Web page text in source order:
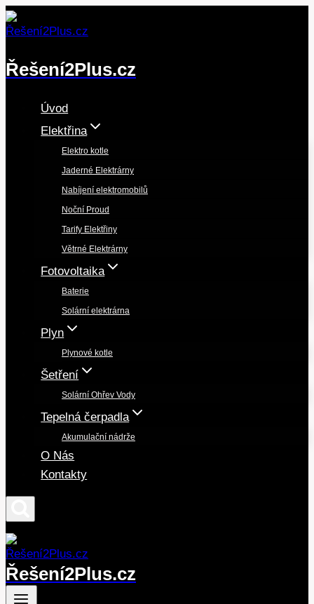
Přeskočit
na
Řešení2Plus.cz
Úvod
Elektřina
Elektro kotle
Jaderné Elektrárny
Nabíjení elektromobilů
Noční Proud
Tarify Elektřiny
Větrné Elektrárny
Fotovoltaika
Baterie
Solární elektrárna
Plyn
Plynové kotle
Šetření
Solární Ohřev Vody
Tepelná čerpadla
Akumulační nádrže
O Nás
Kontakty
Řešení2Plus.cz